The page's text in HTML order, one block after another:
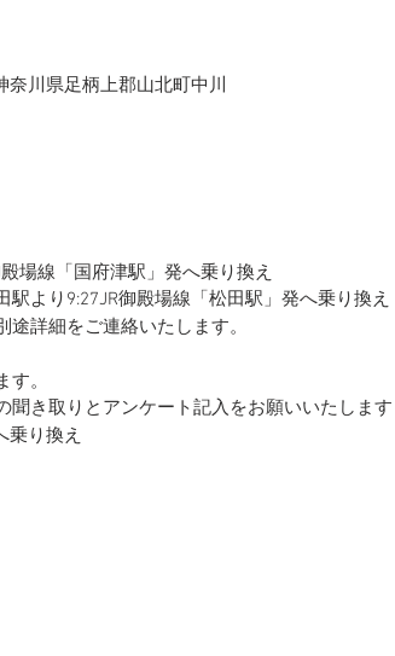
川県足柄上郡山北町中川
場線「国府津駅」発へ乗り換え
より9:27JR御殿場線「松田駅」発へ乗り換え
詳細をご連絡いたします。
。
取りとアンケート記入をお願いいたします
り換え